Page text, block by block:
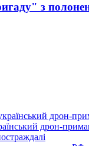
з
дрон-